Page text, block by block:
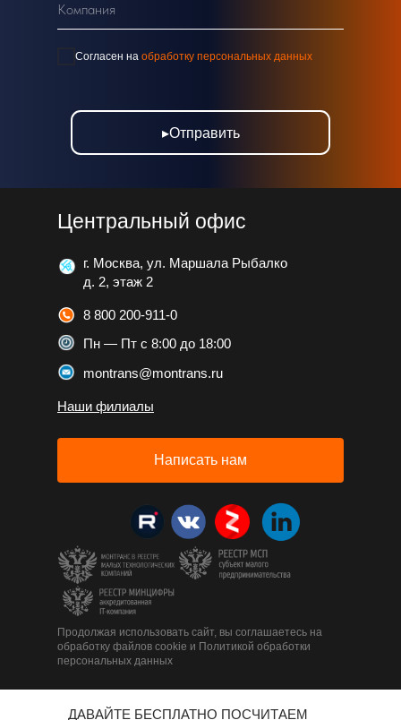
Компания
Согласен на обработку персональных данных
▸Отправить
г. Москва, ул. Маршала Рыбалко
д. 2, этаж 2
Центральный офис
8 800 200-911-0
Пн — Пт с 8:00 до 18:00
montrans@montrans.ru
Наши филиалы
Написать нам
Продолжая использовать сайт, вы соглашаетесь на
обработку файлов cookie и Политикой обработки
персональных данных
ДАВАЙТЕ БЕСПЛАТНО ПОСЧИТАЕМ